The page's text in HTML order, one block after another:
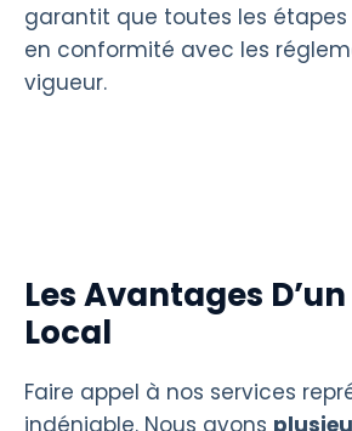
garantit que toutes les étapes
en conformité avec les
vigueur.
Les Avantages
Local
Faire appel à nos services
indéniable. Nous avons